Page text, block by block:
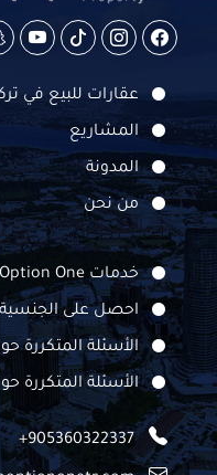
عقارات للبيع في
المشاريع
المدونة
من نحن
خدمات Option One
احصل على الجنسية
الأسئلة المتكررة
الأسئلة المتكررة
+905360322337